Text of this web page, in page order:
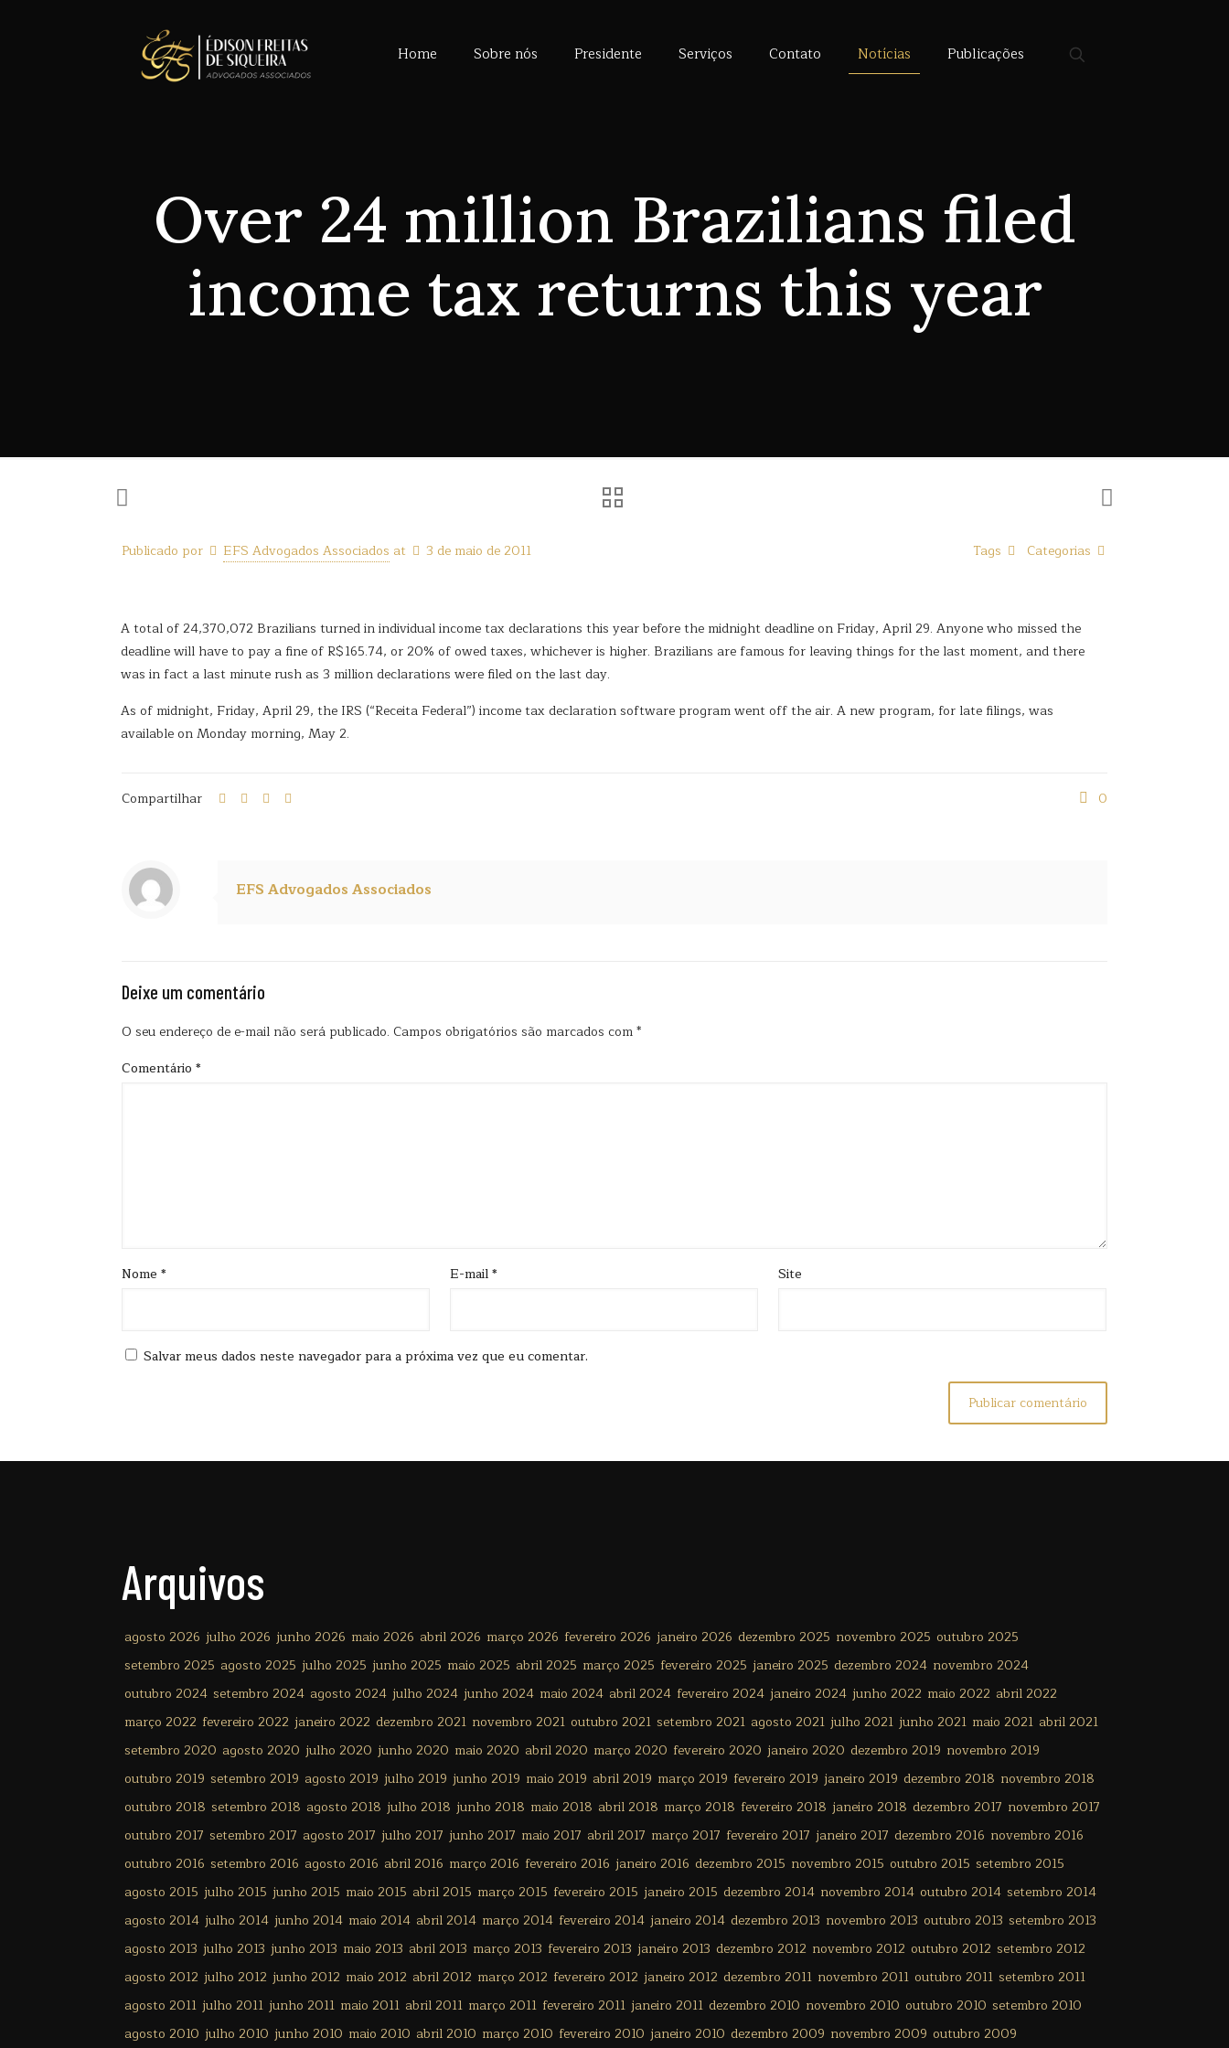
Home Sobre nós Presidente Serviços Contato Notícias Publicações
Over 24 million Brazilians filed
income tax returns this year
Publicado por EFS Advogados Associados at 3 de maio de 2011 Categorias
Tags
A total of 24,370,072 Brazilians turned in individual income tax declarations this year before the midnight deadline on Friday, April 29. Anyone who missed the
deadline will have to pay a fine of R$165.74, or 20% of owed taxes, whichever is higher. Brazilians are famous for leaving things for the last moment, and there
was in fact a last minute rush as 3 million declarations were filed on the last day.
As of midnight, Friday, April 29, the IRS (“Receita Federal”) income tax declaration software program went off the air. A new program, for late filings, was
available on Monday morning, May 2.
Compartilhar 0
EFS Advogados Associados
Deixe um comentário
O seu endereço de e-mail não será publicado. Campos obrigatórios são marcados com*
Comentário *
Nome * E-mail* Site
Salvar meus dados neste navegador para a próxima vez que eu comentar.
Arquivos
agosto 2026 julho 2026 junho 2026 maio 2026 abril 2026 março 2026 fevereiro 2026 janeiro 2026 dezembro 2025 novembro 2025 outubro 2025
setembro 2025 agosto 2025 julho 2025 junho 2025 maio 2025 abril 2025 março 2025 fevereiro 2025 janeiro 2025 dezembro 2024 novembro 2024
outubro 2024 setembro 2024 agosto 2024 julho 2024 junho 2024 maio 2024 abril 2024 fevereiro 2024 janeiro 2024 junho 2022 maio 2022 abril 2022
março 2022 fevereiro 2022 janeiro 2022 dezembro 2021 novembro 2021 outubro 2021 setembro 2021 agosto 2021 julho 2021 junho 2021 maio 2021 abril 2021
setembro 2020 agosto 2020 julho 2020 junho 2020 maio 2020 abril 2020 março 2020 fevereiro 2020 janeiro 2020 dezembro 2019 novembro 2019
outubro 2019 setembro 2019 agosto 2019 julho 2019 junho 2019 maio 2019 abril 2019 março 2019 fevereiro 2019 janeiro 2019 dezembro 2018 novembro 2018
outubro 2018 setembro 2018 agosto 2018 julho 2018 junho 2018 maio 2018 abril 2018 março 2018 fevereiro 2018 janeiro 2018 dezembro 2017 novembro 2017
outubro 2017 setembro 2017 agosto 2017 julho 2017 junho 2017 maio 2017 abril 2017 março 2017 fevereiro 2017 janeiro 2017 dezembro 2016 novembro 2016
outubro 2016 setembro 2016 agosto 2016 abril 2016 março 2016 fevereiro 2016 janeiro 2016 dezembro 2015 novembro 2015 outubro 2015 setembro 2015
agosto 2015 julho 2015 junho 2015 maio 2015 abril 2015 março 2015 fevereiro 2015 janeiro 2015 dezembro 2014 novembro 2014 outubro 2014 setembro 2014
agosto 2014 julho 2014 junho 2014 maio 2014 abril 2014 março 2014 fevereiro 2014 janeiro 2014 dezembro 2013 novembro 2013 outubro 2013 setembro 2013
agosto 2013 julho 2013 junho 2013 maio 2013 abril 2013 março 2013 fevereiro 2013 janeiro 2013 dezembro 2012 novembro 2012 outubro 2012 setembro 2012
agosto 2012 julho 2012 junho 2012 maio 2012 abril 2012 março 2012 fevereiro 2012 janeiro 2012 dezembro 2011 novembro 2011 outubro 2011 setembro 2011
agosto 2011 julho 2011 junho 2011 maio 2011 abril 2011 março 2011 fevereiro 2011 janeiro 2011 dezembro 2010 novembro 2010 outubro 2010 setembro 2010
agosto 2010 julho 2010 junho 2010 maio 2010 abril 2010 março 2010 fevereiro 2010 janeiro 2010 dezembro 2009 novembro 2009 outubro 2009